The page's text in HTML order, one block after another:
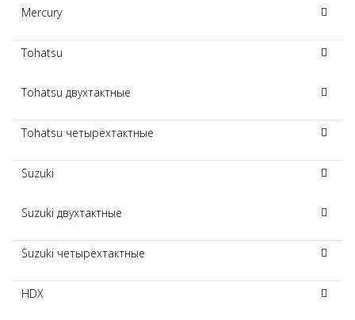
Mercury
Tohatsu
Tohatsu двухтактные
Tohatsu четырёхтактные
Suzuki
Suzuki двухтактные
Suzuki четырёхтактные
HDX